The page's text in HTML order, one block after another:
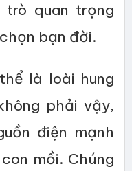
trò quan trọng
bạn đời.
là loài hung
phải vậy,
điện mạnh
mồi. Chúng